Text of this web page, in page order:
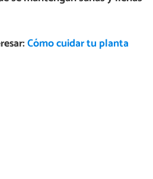
Cómo cuidar tu planta